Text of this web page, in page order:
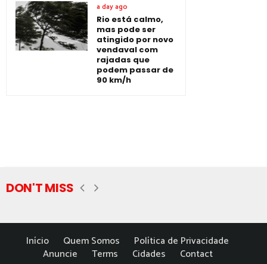
a day ago
Rio está calmo,
mas pode ser
atingido por novo
vendaval com
rajadas que
podem passar de
90 km/h
DON'T MISS
Início Quem Somos
Política de Privacidade
Anuncie
Terms Cidades Contact